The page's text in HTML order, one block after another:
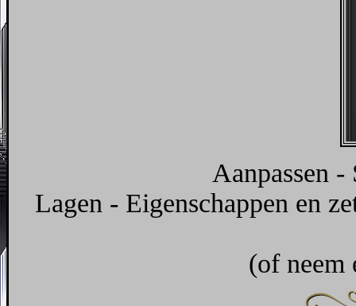
Aanpassen -
Lagen - Eigenschappen en
(of neem